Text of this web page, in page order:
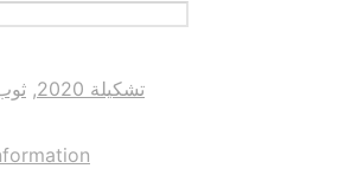
تشكيلة 2020 ,